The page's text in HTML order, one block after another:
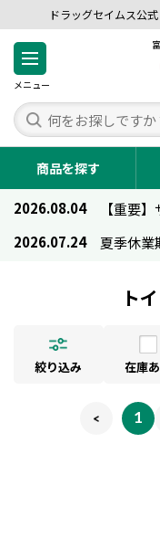
ドラッグセイムス公
メニュー
商品を探す
2026.08.04
2026.07.24
ト
絞り込み 在庫
1